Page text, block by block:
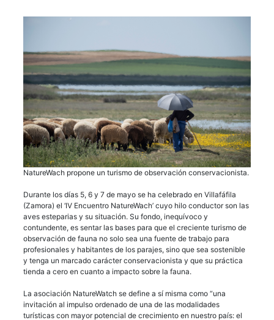
NatureWach propone un turismo de observación conservacionista.
Durante los días 5, 6 y 7 de mayo se ha celebrado en Villafáfila
(Zamora) el ‘IV Encuentro NatureWach’ cuyo hilo conductor son las
aves esteparias y su situación. Su fondo, inequívoco y
contundente, es sentar las bases para que el creciente turismo de
observación de fauna no solo sea una fuente de trabajo para
profesionales y habitantes de los parajes, sino que sea sostenible
y tenga un marcado carácter conservacionista y que su práctica
tienda a cero en cuanto a impacto sobre la fauna.
La asociación NatureWatch se define a sí misma como “una
invitación al impulso ordenado de una de las modalidades
turísticas con mayor potencial de crecimiento en nuestro país: el